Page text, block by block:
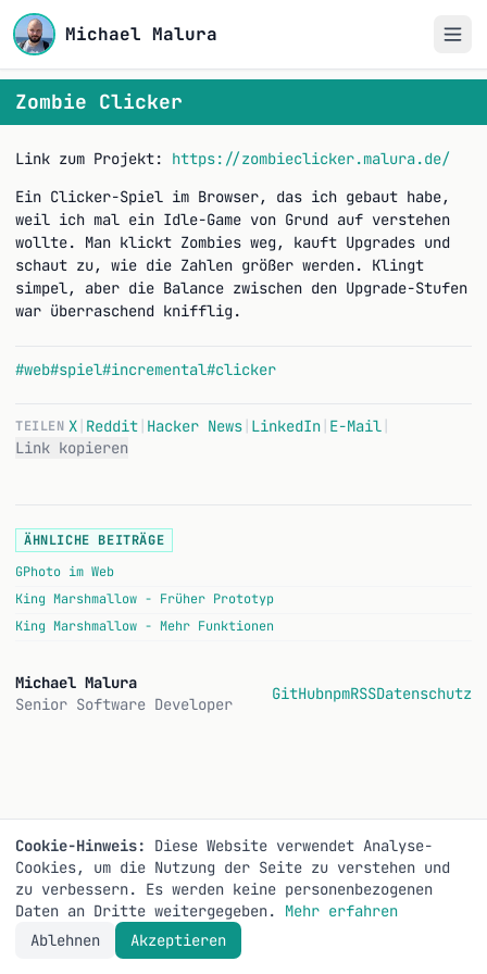
Michael Malura
Zombie Clicker
Link zum Projekt: https://zombieclicker.malura.de/
Ein Clicker-Spiel im Browser, das ich gebaut habe,
weil ich mal ein Idle-Game von Grund auf verstehen
wollte. Man klickt Zombies weg, kauft Upgrades und
schaut zu, wie die Zahlen größer werden. Klingt
simpel, aber die Balance zwischen den Upgrade-Stufen
war überraschend knifflig.
#web#spiel#incremental#clicker
TEILEN X Reddit Hacker News LinkedIn E-Mail
Link kopieren
ÄHNLICHE BEITRÄGE
GPhoto im Web
King Marshmallow - Früher Prototyp
King Marshmallow - Mehr Funktionen
Michael Malura
Senior Software Developer
GitHubnpmRSSDatenschutz
Cookie-Hinweis:
Diese Website verwendet Analyse-
Cookies, um die Nutzung der Seite zu verstehen und
zu verbessern. Es werden keine personenbezogenen
Daten an Dritte weitergegeben. Mehr erfahren
Ablehnen
Akzeptieren